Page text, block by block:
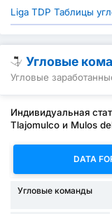
Liga TDP Таблицы
Угловые
Угловые
Индивидуальная
Tlajomulco и Mulos
DATA
Угловые команды